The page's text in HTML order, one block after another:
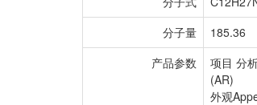
分子量
185.36
产品参数
项目 分
(AR)
外观